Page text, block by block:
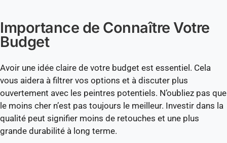
Importance de Connaître Votre
Budget
Avoir une idée claire de votre budget est essentiel. Cela
vous aidera à filtrer vos options et à discuter plus
ouvertement avec les peintres potentiels. N’oubliez pas que
le moins cher n’est pas toujours le meilleur. Investir dans la
qualité peut signifier moins de retouches et une plus
grande durabilité à long terme.